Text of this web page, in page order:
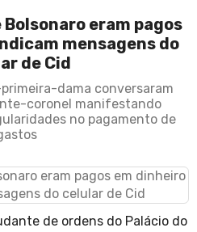
eram pagos
mensagens do
de Cid
dama conversaram
coronel manifestando
no pagamento de
de ordens do Palácio do